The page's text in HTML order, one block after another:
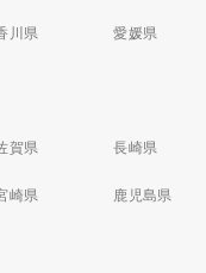
川県 愛媛県
賀県 長崎県
崎県 鹿児島県